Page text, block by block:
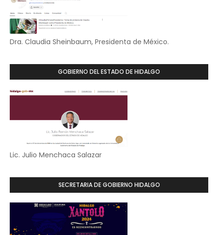
Dra. Claudia Sheinbaum, Presidenta de México.
GOBIERNO DEL ESTADO DE HIDALGO
Lic. Julio Menchaca Salazar
SECRETARIA DE GOBIERNO HIDALGO